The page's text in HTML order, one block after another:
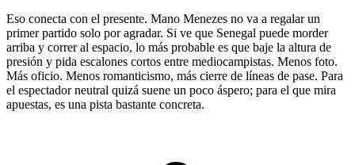
Eso conecta con el presente. Mano Menezes no va a regalar un
primer partido solo por agradar. Si ve que Senegal puede morder
arriba y correr al espacio, lo más probable es que baje la altura de
presión y pida escalones cortos entre mediocampistas. Menos foto.
Más oficio. Menos romanticismo, más cierre de líneas de pase. Para
el espectador neutral quizá suene un poco áspero; para el que mira
apuestas, es una pista bastante concreta.